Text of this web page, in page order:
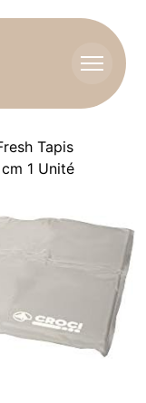
Tapis
1 Unité